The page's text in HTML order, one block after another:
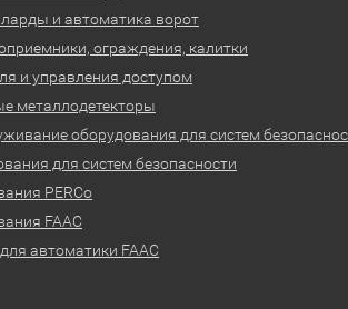
и автоматика ворот
ограждения, калитки
и управления доступом
металлодетекторы
оборудования для систем
для систем безопасности
PERCo
FAAC
автоматики FAAC